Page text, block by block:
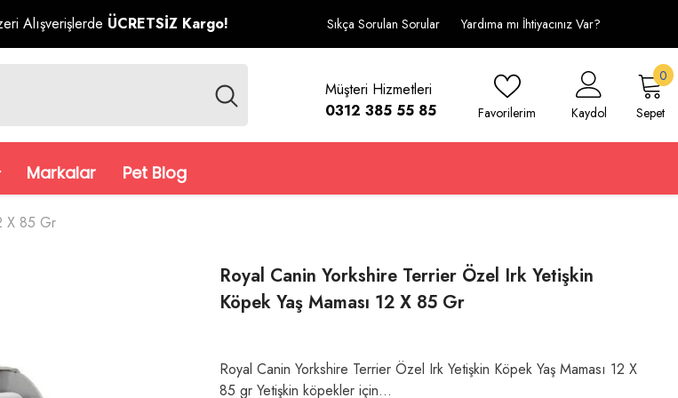
Alışverişlerde ÜCRETSİZ Kargo! Sıkça Sorulan Sorular Yardıma mı İhtiyacınız Var?
Müşteri Hizmetleri
0312 385 55 85
Favorilerim Kaydol Sepet
00
Markalar Pet Blog
X 85 Gr
Royal Canin Yorkshire Terrier Özel Irk Yetişkin
Köpek Yaş Maması 12 X 85 Gr
Royal Canin Yorkshire Terrier Özel Irk Yetişkin Köpek Yaş Maması 12 X
85 gr Yetişkin köpekler için...